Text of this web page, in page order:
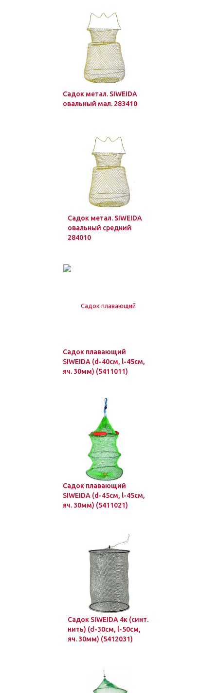
Садок метал. SIWEIDA
овальный мал. 283410
Садок метал. SIWEIDA
овальный средний
284010
Садок плавающий
SIWEIDA (d-40см, l-45см,
яч. 30мм) (5411011)
Садок плавающий
SIWEIDA (d-45см, l-45см,
яч. 30мм) (5411021)
Садок SIWEIDA 4к (синт.
нить) (d-30см, l-50см,
яч. 30мм) (5412031)